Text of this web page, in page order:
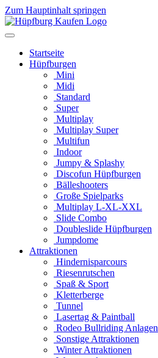
Zum Hauptinhalt springen
Startseite
Hüpfburgen
Mini
Midi
Standard
Super
Multiplay
Multiplay Super
Multifun
Indoor
Jumpy & Splashy
Discofun Hüpfburgen
Bälleshooters
Große Spielparks
Multiplay L-XL-XXL
Slide Combo
Doubleslide Hüpfburgen
Jumpdome
Attraktionen
Hindernisparcours
Riesenrutschen
Spaß & Sport
Kletterberge
Tunnel
Lasertag & Paintball
Rodeo Bullriding Anlagen
Sonstige Attraktionen
Winter Attraktionen